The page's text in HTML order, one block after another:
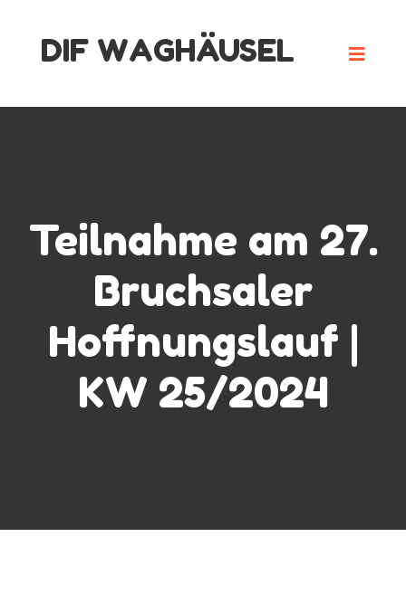
DIF WAGHÄUSEL
Teilnahme am 27.
Bruchsaler
Hoffnungslauf |
KW 25/2024